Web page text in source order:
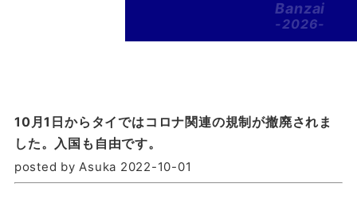
Banzai
-2026-
10月1日からタイではコロナ関連の規制が撤廃されま
した。入国も自由です。
posted by Asuka 2022-10-01